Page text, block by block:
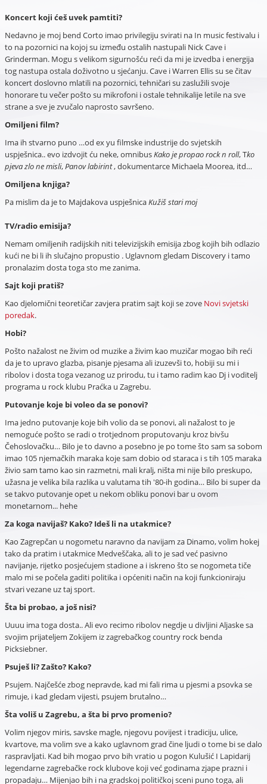
Koncert koji ćeš uvek pamtiti?
Nedavno je moj bend Corto imao privilegiju svirati na In music festivalu i
to na pozornici na kojoj su između ostalih nastupali Nick Cave i
Grinderman. Mogu s velikom sigurnošću reći da mi je izvedba i energija
tog nastupa ostala doživotno u sjećanju. Cave i Warren Ellis su se čitav
koncert doslovno mlatili na pozornici, tehničari su zaslužili svoje
honorare tu večer pošto su mikrofoni i ostale tehnikalije letile na sve
strane a sve je zvučalo naprosto savršeno.
Omiljeni film?
Ima ih stvarno puno …od ex yu filmske industrije do svjetskih
uspješnica.. evo izdvojit ću neke, omnibusKako je propao rock n roll, Tko
pjeva zlo ne misli,Panov labirint, dokumentarce Michaela Moorea, itd…
Omiljena knjiga?
Pa mislim da je to Majdakova uspješnicaKužiš stari moj
TV/radio emisija?
Nemam omiljenih radijskih niti televizijskih emisija zbog kojih bih odlazio
kući ne bi li ih slučajno propustio . Uglavnom gledam Discovery i tamo
pronalazim dosta toga sto me zanima.
Sajt koji pratiš?
Kao djelomični teoretičar zavjera pratim sajt koji se zove Novi svjetski
poredak.
Hobi?
Pošto nažalost ne živim od muzike a živim kao muzičar mogao bih reći
da je to upravo glazba, pisanje pjesama ali izuzevši to, hobiji su mi i
ribolov i dosta toga vezanog uz prirodu, tu i tamo radim kao Dj i voditelj
programa u rock klubu Praćka u Zagrebu.
Putovanje koje bi voleo da se ponovi?
Ima jedno putovanje koje bih volio da se ponovi, ali nažalost to je
nemoguće pošto se radi o trotjednom proputovanju kroz bivšu
Čehoslovačku… Bilo je to davno a posebno je po tome što sam sa sobom
imao 105 njemačkih maraka koje sam dobio od staraca i s tih 105 maraka
živio sam tamo kao sin razmetni, mali kralj, ništa mi nije bilo preskupo,
užasna je velika bila razlika u valutama tih '80-ih godina… Bilo bi super da
se takvo putovanje opet u nekom obliku ponovi bar u ovom
monetarnom... hehe
Za koga navijaš? Kako? Ideš li na utakmice?
Kao Zagrepčan u nogometu naravno da navijam za Dinamo, volim hokej
tako da pratim i utakmice Medveščaka, ali to je sad već pasivno
navijanje, rijetko posjećujem stadione a i iskreno što se nogometa tiče
malo mi se počela gaditi politika i općeniti način na koji funkcioniraju
stvari vezane uz taj sport.
Šta bi probao, a još nisi?
Uuuu ima toga dosta.. Ali evo recimo ribolov negdje u divljini Aljaske sa
svojim prijateljem Zokijem iz zagrebačkog country rock benda
Picksiebner.
Psuješ li? Zašto? Kako?
Psujem. Najčešće zbog nepravde, kad mi fali rima u pjesmi a psovka se
rimuje, i kad gledam vijesti, psujem brutalno…
Šta voliš u Zagrebu, a šta bi prvo promenio?
Volim njegov miris, savske magle, njegovu povijest i tradiciju, ulice,
kvartove, ma volim sve a kako uglavnom grad čine ljudi o tome bi se dalo
raspravljati. Kad bih mogao prvo bih vratio u pogon Kulušić I Lapidarij
legendarne zagrebačke rock klubove koji već godinama zjape prazni i
propadaju… Mijenjao bih i na gradskoj političkoj sceni puno toga, ali